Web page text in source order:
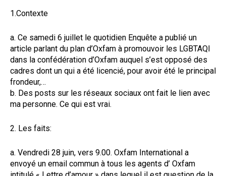
1.Contexte
a. Ce samedi 6 juillet le quotidien Enquête a publié un
article parlant du plan d’Oxfam à promouvoir les LGBTAQI
dans la confédération d’Oxfam auquel s’est opposé des
cadres dont un qui a été licencié, pour avoir été le principal
frondeur,…
b. Des posts sur les réseaux sociaux ont fait le lien avec
ma personne. Ce qui est vrai.
2. Les faits:
a. Vendredi 28 juin, vers 9.00. Oxfam International a
envoyé un email commun à tous les agents d’ Oxfam